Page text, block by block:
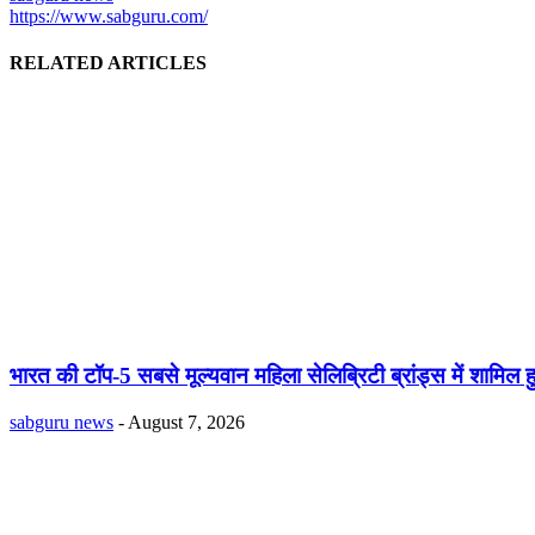
https://www.sabguru.com/
RELATED ARTICLES
भारत की टॉप-5 सबसे मूल्यवान महिला सेलिब्रिटी ब्रांड्स में शामिल
sabguru news - August 7, 2026